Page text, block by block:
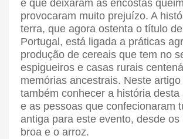
e que deixaram as encostas
provocaram muito prejuízo. A
terra, que agora ostenta o título
Portugal, está ligada a práticas
produção de cereais que tem no
espigueiros e casas rurais
memórias ancestrais. Neste
também conhecer a história desta
e as pessoas que confecionaram
antiga para este evento, desde os
broa e o arroz.